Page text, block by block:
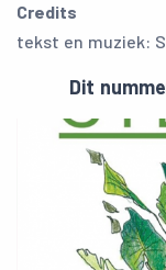
Credits
tekst en muziek:
Dit